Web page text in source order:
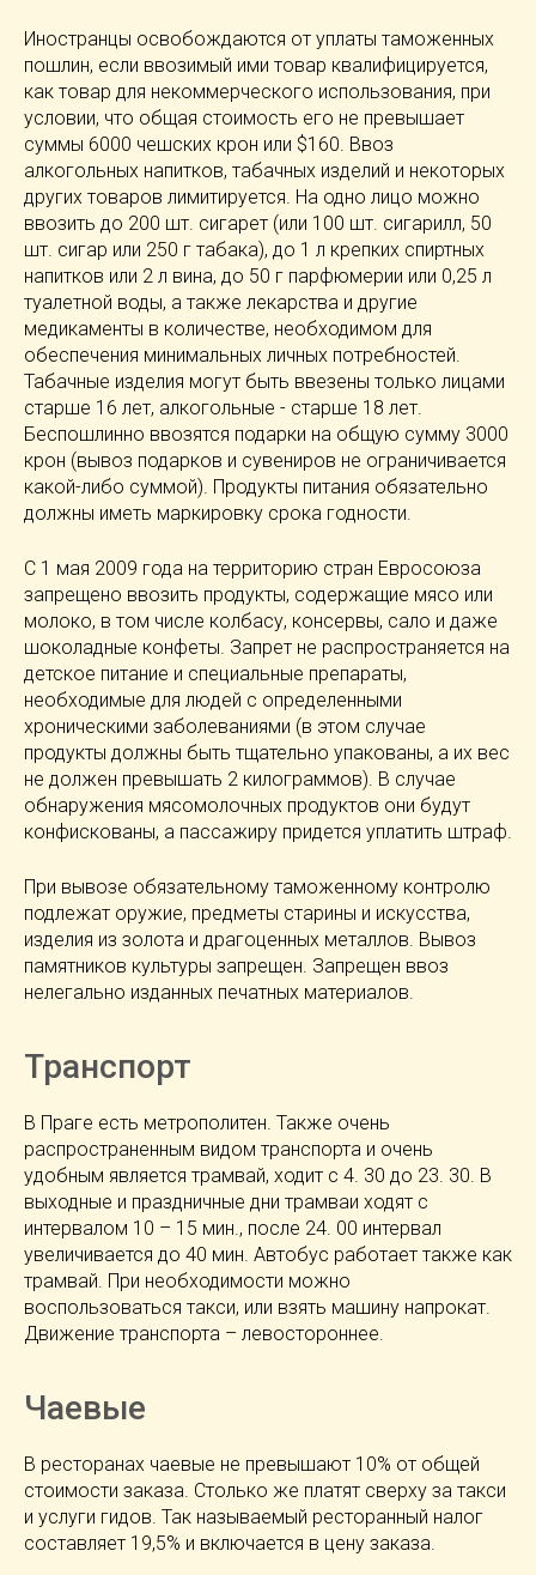
Иностранцы освобождаются от уплаты таможенных
пошлин, если ввозимый ими товар квалифицируется,
как товар для некоммерческого использования, при
условии, что общая стоимость его не превышает
суммы 6000 чешских крон или $160. Ввоз
алкогольных напитков, табачных изделий и некоторых
других товаров лимитируется. На одно лицо можно
ввозить до 200 шт. сигарет (или 100 шт. сигарилл, 50
шт. сигар или 250 г табака), до 1 л крепких спиртных
напитков или 2 л вина, до 50 г парфюмерии или 0,25 л
туалетной воды, а также лекарства и другие
медикаменты в количестве, необходимом для
обеспечения минимальных личных потребностей.
Табачные изделия могут быть ввезены только лицами
старше 16 лет, алкогольные - старше 18 лет.
Беспошлинно ввозятся подарки на общую сумму 3000
крон (вывоз подарков и сувениров не ограничивается
какой-либо суммой). Продукты питания обязательно
должны иметь маркировку срока годности.
C 1 мая 2009 года на территорию стран Евросоюза
запрещено ввозить продукты, содержащие мясо или
молоко, в том числе колбасу, консервы, сало и даже
шоколадные конфеты. Запрет не распространяется на
детское питание и специальные препараты,
необходимые для людей с определенными
хроническими заболеваниями (в этом случае
продукты должны быть тщательно упакованы, а их вес
не должен превышать 2 килограммов). В случае
обнаружения мясомолочных продуктов они будут
конфискованы, а пассажиру придется уплатить штраф.
При вывозе обязательному таможенному контролю
подлежат оружие, предметы старины и искусства,
изделия из золота и драгоценных металлов. Вывоз
памятников культуры запрещен. Запрещен ввоз
нелегально изданных печатных материалов.
Транспорт
В Праге есть метрополитен. Также очень
распространенным видом транспорта и очень
удобным является трамвай, ходит с 4. 30 до 23. 30. В
выходные и праздничные дни трамваи ходят с
интервалом 10 – 15 мин., после 24. 00 интервал
увеличивается до 40 мин. Автобус работает также как
трамвай. При необходимости можно
воспользоваться такси, или взять машину напрокат.
Движение транспорта – левостороннее.
Чаевые
В ресторанах чаевые не превышают 10% от общей
стоимости заказа. Столько же платят сверху за такси
и услуги гидов. Так называемый ресторанный налог
составляет 19,5% и включается в цену заказа.